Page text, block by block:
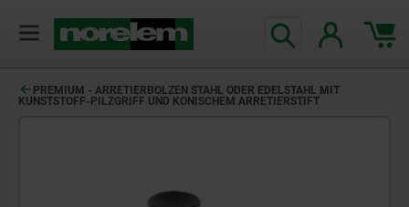
PREMIUM - ARRETIERBOLZEN STAHL ODER EDELSTAHL MIT
KUNSTSTOFF-PILZGRIFF UND KONISCHEM ARRETIERSTIFT